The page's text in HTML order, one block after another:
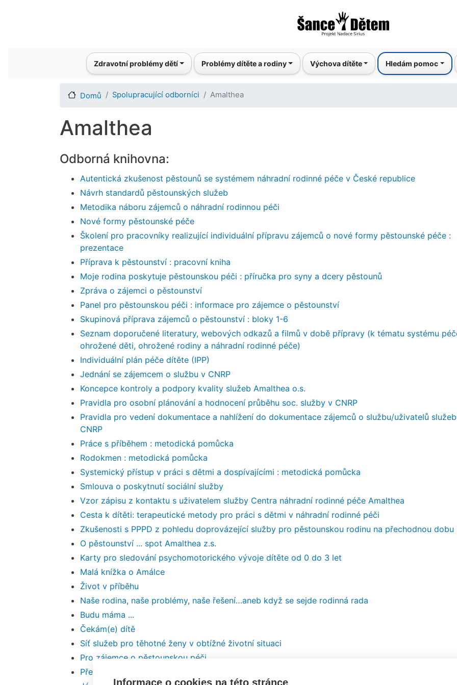
k
hlavnímu
Main navigationZdravotní problémy dětí Problémy dítěte a rodiny Výchova dítěte Hledám pomoc
Domů Spolupracující odborníci Amalthea
Amalthea
Odborná knihovna:
Autentická zkušenost pěstounů se systémem náhradní rodinné péče v České republice
Návrh standardů pěstounských služeb
Metodika náboru zájemců o náhradní rodinnou péči
Nové formy pěstounské péče
Školení pro pracovníky realizující individuální přípravu zájemců o nové formy pěstounské péče :
prezentace
Příprava k pěstounství : pracovní kniha
Moje rodina poskytuje pěstounskou péči : příručka pro syny a dcery pěstounů
Zpráva o zájemci o pěstounství
Panel pro pěstounskou péči : informace pro zájemce o pěstounství
Skupinová příprava zájemců o pěstounství : bloky 1-6
Seznam doporučené literatury, webových odkazů a filmů v době přípravy (k tématu systému
ohrožené děti, ohrožené rodiny a náhradní rodinné péče)
Individuální plán péče dítěte (IPP)
Jednání se zájemcem o službu v CNRP
Koncepce kontroly a podpory kvality služeb Amalthea o.s.
Pravidla pro osobní plánování a hodnocení průběhu soc. služby v CNRP
Pravidla pro vedení dokumentace a nahlížení do dokumentace zájemců o službu/uživatelů služeb
CNRP
Práce s příběhem : metodická pomůcka
Rodokmen : metodická pomůcka
Systemický přístup v práci s dětmi a dospívajícími : metodická pomůcka
Smlouva o poskytnutí sociální služby
Vzor zápisu z kontaktu s uživatelem služby Centra náhradní rodinné péče Amalthea
Cesta k dítěti: terapeutické metody pro práci s dětmi v náhradní rodinné péči
Zkušenosti s PPPD z pohledu doprovázející služby pro pěstounskou rodinu na přechodnou dobu
O pěstounství ... spot Amalthea z.s.
Karty pro sledování psychomotorického vývoje dítěte od 0 do 3 let
Malá knížka o Amálce
Život v příběhu
Naše rodina, naše problémy, naše řešení…aneb když se sejde rodinná rada
Budu máma ...
Čekám(e) dítě
Síť služeb pro těhotné ženy v obtížné životní situaci
Pro zájemce o pěstounskou péči
Předškolní klub Amálka - příručka dobré praxe
Informace o cookies na této stránce